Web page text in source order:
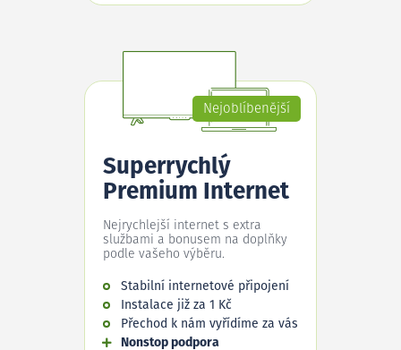
Nejoblíbenější
Superrychlý
Premium Internet
Nejrychlejší internet s extra
službami a bonusem na doplňky
podle vašeho výběru.
Stabilní internetové připojení
Instalace již za 1 Kč
Přechod k nám vyřídíme za vás
Nonstop podpora